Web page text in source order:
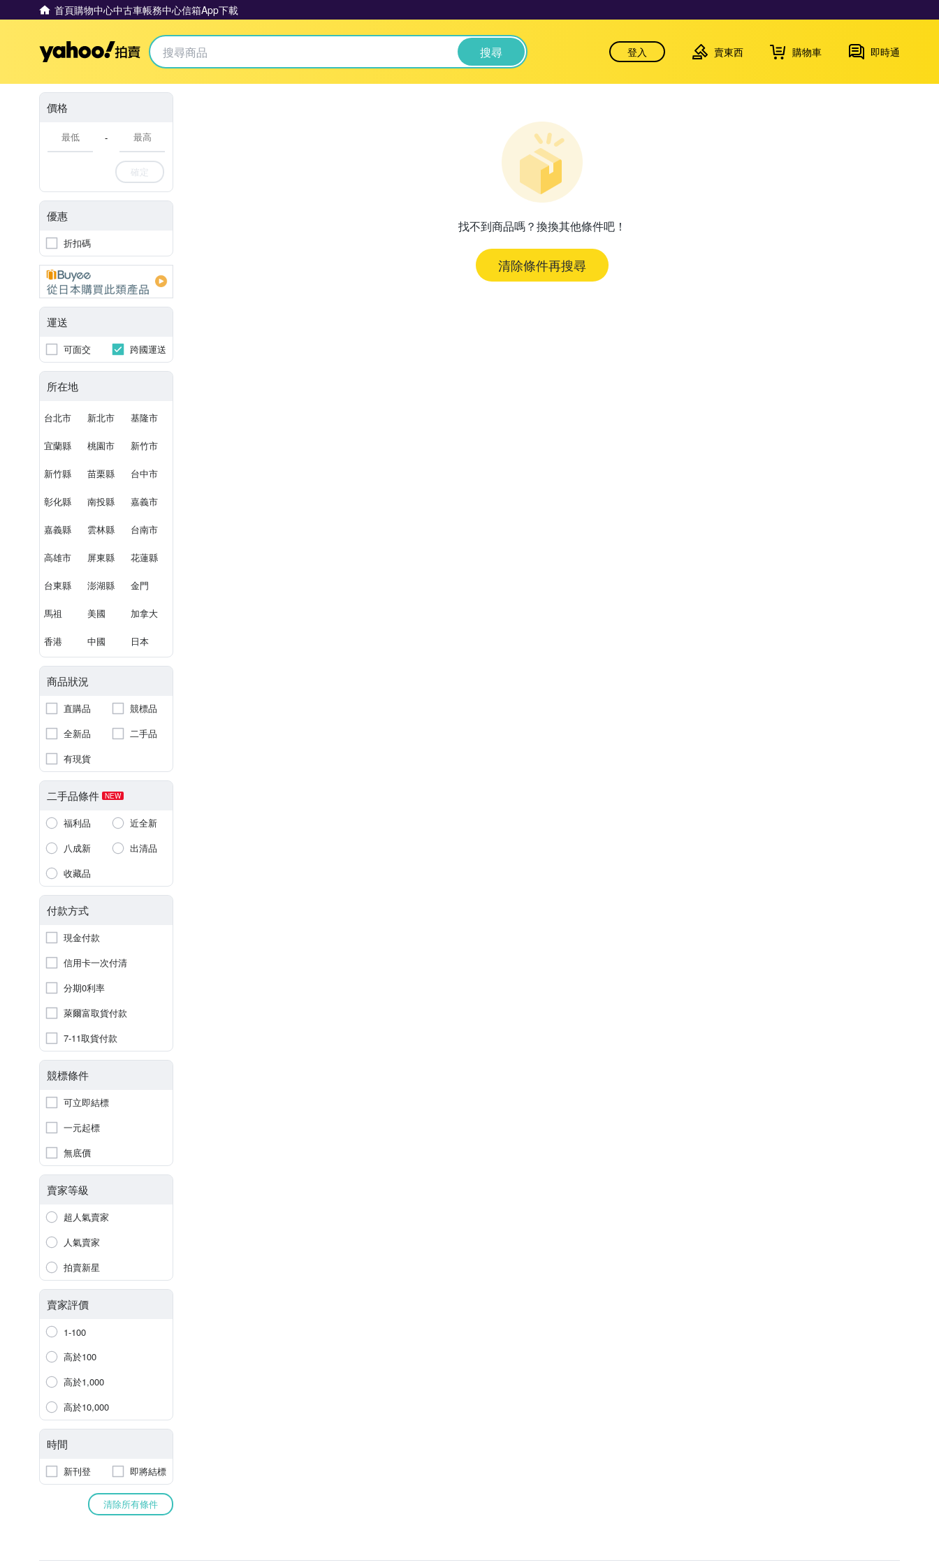
首頁購物中心中古車帳務中心信箱App下載
Yahoo拍賣 搜尋 登入 賣東西 購物車 即時通
價格
-
確定
優惠
折扣碼
運送
可面交 跨國運送
所在地
台北市 新北市 基隆市
宜蘭縣 桃園市 新竹市
新竹縣 苗栗縣 台中市
彰化縣 南投縣 嘉義市
嘉義縣 雲林縣 台南市
高雄市 屏東縣 花蓮縣
台東縣 澎湖縣 金門
馬祖 美國 加拿大
香港 中國 日本
商品狀況
直購品
競標品
全新品
二手品
有現貨
二手品條件 NEW
福利品
近全新
八成新
出清品
收藏品
付款方式
現金付款
信用卡一次付清
分期0利率
萊爾富取貨付款
7-11取貨付款
競標條件
可立即結標
一元起標
無底價
賣家等級
超人氣賣家
人氣賣家
拍賣新星
賣家評價
1-100
高於100
高於1,000
高於10,000
時間
新刊登 即將結標
清除所有條件
找不到商品嗎？換換其他條件吧！
清除條件再搜尋